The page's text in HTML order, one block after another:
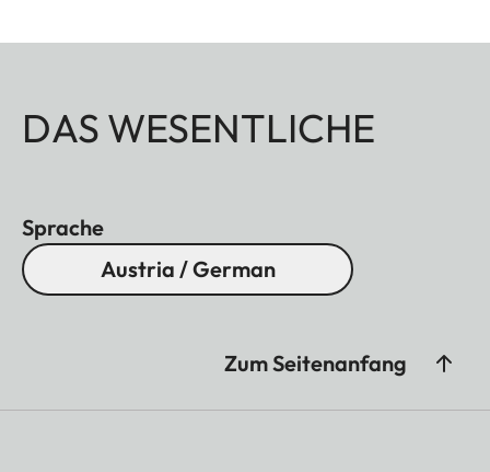
DAS WESENTLICHE
Sprache
Austria / German
Zum Seitenanfang